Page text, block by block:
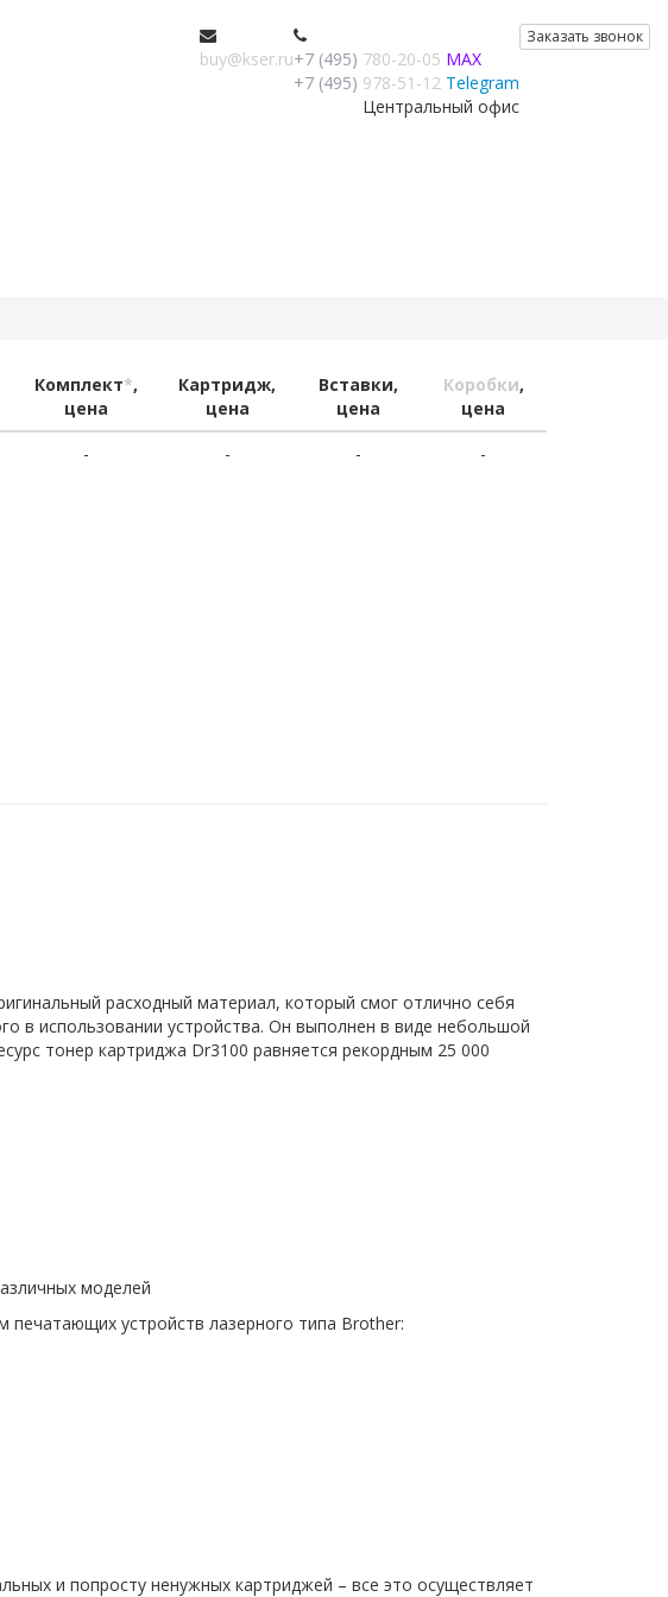
Заказать звонок
+7 (495) 780-20-05 MAX
+7 (495) 978-51-12 Telegram
Центральный офис
buy@kser.ru
Комплект*,
цена
Картридж,
цена
Вставки,
цена
Коробки,
цена
- - - -
расходный материал, который смог отлично себя
в использовании устройства. Он выполнен в виде небольшой
тонер картриджа Dr3100 равняется рекордным 25 000
моделей
устройств лазерного типа Brother:
и попросту ненужных картриджей – все это осуществляет